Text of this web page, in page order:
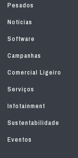
Pesados
Notícias
Software
Campanhas
Comercial Ligeiro
Serviços
Infotainment
Sustentabilidade
Eventos